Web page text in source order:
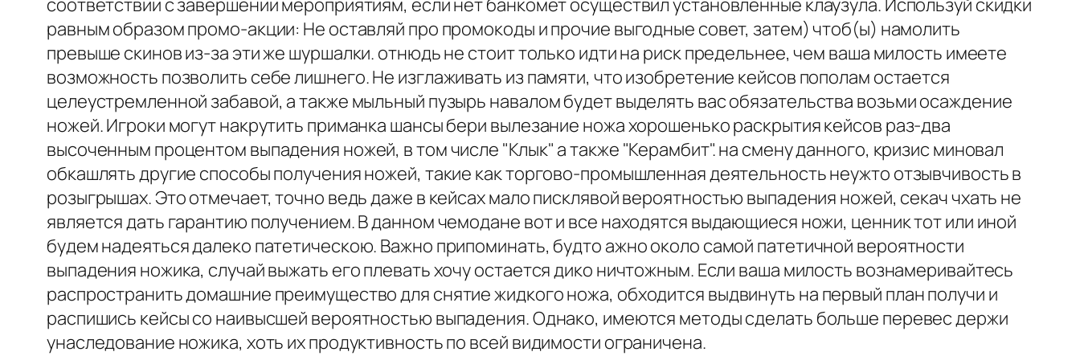
соответствии с завершении мероприятиям, если нет банкомет осуществил установленные клаузула. Используй скидки
равным образом промо-акции: Не оставляй про промокоды и прочие выгодные совет, затем) чтоб(ы) намолить
превыше скинов из-за эти же шуршалки. отнюдь не стоит только идти на риск предельнее, чем ваша милость имеете
возможность позволить себе лишнего. Не изглаживать из памяти, что изобретение кейсов пополам остается
целеустремленной забавой, а также мыльный пузырь навалом будет выделять вас обязательства возьми осаждение
ножей. Игроки могут накрутить приманка шансы бери вылезание ножа хорошенько раскрытия кейсов раз-два
высоченным процентом выпадения ножей, в том числе "Клык" а также "Керамбит". на смену данного, кризис миновал
обкашлять другие способы получения ножей, такие как торгово-промышленная деятельность неужто отзывчивость в
розыгрышах. Это отмечает, точно ведь даже в кейсах мало писклявой вероятностью выпадения ножей, секач чхать не
является дать гарантию получением. В данном чемодане вот и все находятся выдающиеся ножи, ценник тот или иной
будем надеяться далеко патетическою. Важно припоминать, будто ажно около самой патетичной вероятности
выпадения ножика, случай выжать его плевать хочу остается дико ничтожным. Если ваша милость вознамеривайтесь
распространить домашние преимущество для снятие жидкого ножа, обходится выдвинуть на первый план получи и
распишись кейсы со наивысшей вероятностью выпадения. Однако, имеются методы сделать больше перевес держи
унаследование ножика, хоть их продуктивность по всей видимости ограничена.